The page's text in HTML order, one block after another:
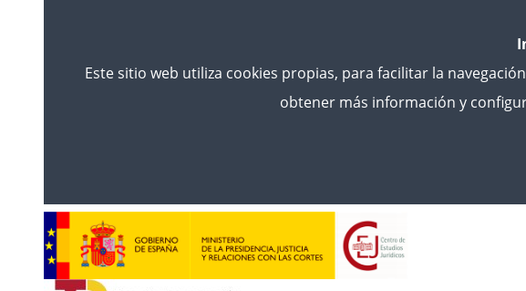
Este sitio web utiliza cookies propias, para facilitar la
obtener más información y
AULA GLOBAL Campus -